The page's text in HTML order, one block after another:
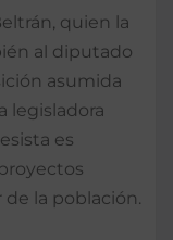
quien la
al diputado
asumida
legisladora
es
la población.